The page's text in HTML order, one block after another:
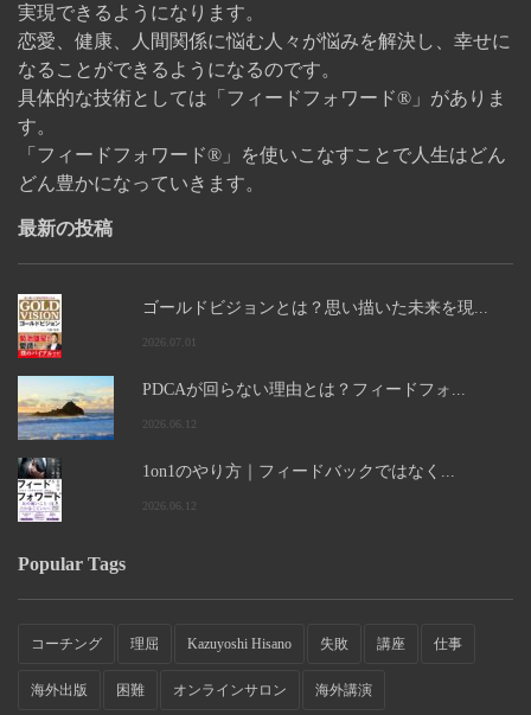
実現できるようになります。
恋愛、健康、人間関係に悩む人々が悩みを解決し、幸せに
なることができるようになるのです。
具体的な技術としては「フィードフォワード®」がありま
す。
「フィードフォワード®」を使いこなすことで人生はどん
どん豊かになっていきます。
最新の投稿
ゴールドビジョンとは？思い描いた未来を現...
2026.07.01
PDCAが回らない理由とは？フィードフォ...
2026.06.12
1on1のやり方｜フィードバックではなく...
2026.06.12
Popular Tags
コーチング 理屈 Kazuyoshi Hisano 失敗 講座 仕事
海外出版 困難 オンラインサロン 海外講演